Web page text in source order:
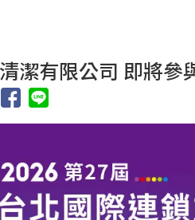
潔有限公司 即將參